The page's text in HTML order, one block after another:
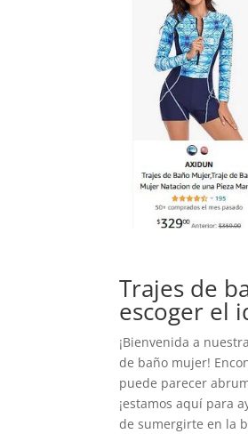
Trajes de
escoger el
¡Bienvenida a
de baño mujer!
puede parecer
¡estamos aquí para
de sumergirte en la